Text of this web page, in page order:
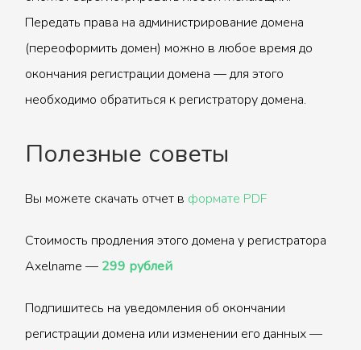
Передать права на администрирование домена
(переоформить домен) можно в любое время до
окончания регистрации домена — для этого
необходимо обратиться к регистратору домена.
Полезные советы
Вы можете скачать отчет в формате PDF
Стоимость продления этого домена у регистратора
Axelname — 299 рублей
Подпишитесь на уведомления об окончании
регистрации домена или изменении его данных —